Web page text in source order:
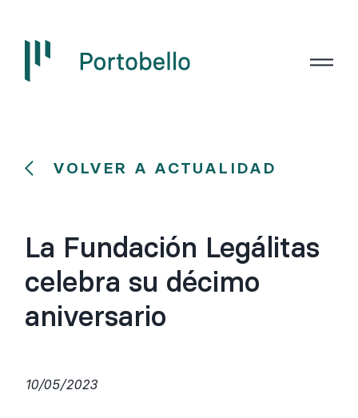
VOLVER A ACTUALIDAD
La Fundación Legálitas
celebra su décimo
aniversario
10/05/2023